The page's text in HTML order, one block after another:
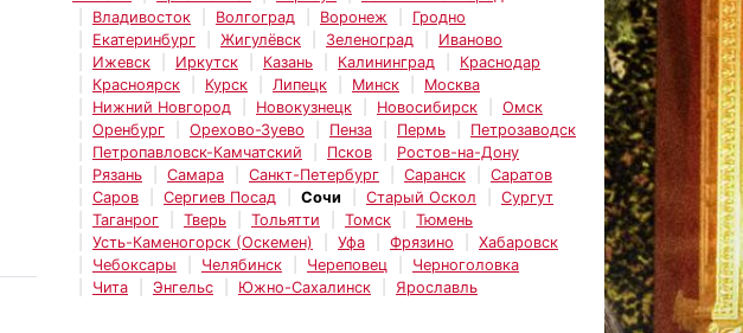
Владивосток
Волгоград Воронеж
Гродно
Екатеринбург
Жигулёвск Зеленоград
Иваново
Ижевск
Иркутск Казань Калининград
Краснодар
Красноярск
Курск Липецк Минск
Москва
Нижний Новгород
Новокузнецк Новосибирск
Омск
Оренбург
Орехово-Зуево Пенза Пермь
Петрозаводск
Петропавловск-Камчатский
Псков
Ростов-на-Дону
Рязань
Самара Санкт-Петербург Саранск
Саратов
Саров
Сергиев Посад Сочи Старый Оскол
Сургут
Таганрог
Тверь Тольятти Томск
Тюмень
Усть-Каменогорск (Оскемен)
Уфа Фрязино
Хабаровск
Чебоксары
Челябинск Череповец
Черноголовка
Чита
Энгельс Южно-Сахалинск Ярославль